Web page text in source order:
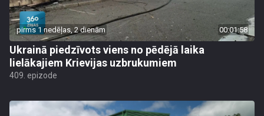
pirms 1 nedēļas, 2 dienām 00:01:58
Ukrainā piedzīvots viens no pēdējā laika
lielākajiem Krievijas uzbrukumiem
409. epizode